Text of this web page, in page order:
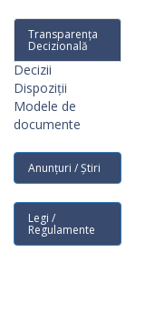
Transparența
Decizională
Decizii
Dispoziții
Modele de
documente
Anunțuri / Știri
Legi /
Regulamente